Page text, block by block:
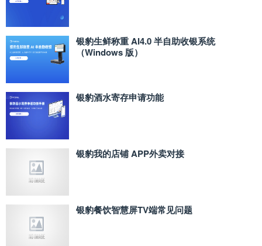
银豹生鲜称重 AI4.0 半自助收银系统
（Windows 版）
银豹酒水寄存申请功能
银豹我的店铺 APP外卖对接
银豹餐饮智慧屏TV端常见问题